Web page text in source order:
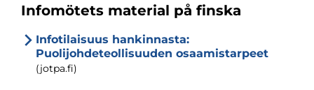
Infomötets material på finska
Infotilaisuus hankinnasta:
Puolijohdeteollisuuden osaamistarpeet
(jotpa.fi)